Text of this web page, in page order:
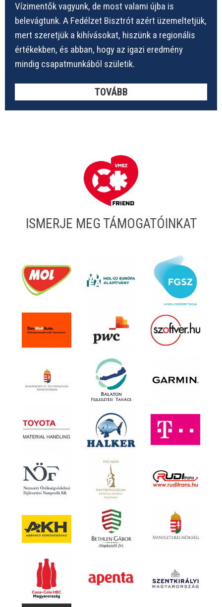
Vízimentők vagyunk, de most valami újba is
belevágtunk. A Fedélzet Bisztrót azért üzemeltetjük,
mert szeretjük a kihívásokat, hiszünk a regionális
értékekben, és abban, hogy az igazi eredmény
mindig csapatmunkából születik.
TOVÁBB
ISMERJE MEG TÁMOGATÓINKAT